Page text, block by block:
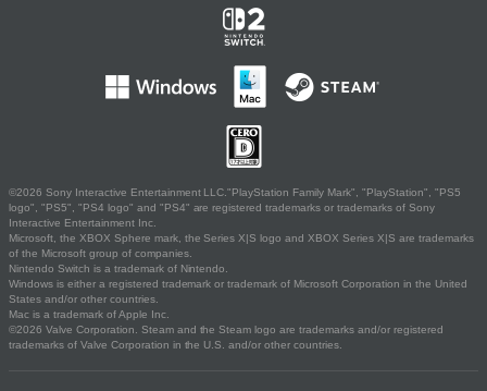
©2026 Sony Interactive Entertainment LLC."PlayStation Family Mark", "PlayStation", "PS5
logo", "PS5", "PS4 logo" and "PS4" are registered trademarks or trademarks of Sony
Interactive Entertainment Inc.
Microsoft, the XBOX Sphere mark, the Series X|S logo and XBOX Series X|S are trademarks
of the Microsoft group of companies.
Nintendo Switch is a trademark of Nintendo.
Windows is either a registered trademark or trademark of Microsoft Corporation in the United
States and/or other countries.
Mac is a trademark of Apple Inc.
©2026 Valve Corporation. Steam and the Steam logo are trademarks and/or registered
trademarks of Valve Corporation in the U.S. and/or other countries.